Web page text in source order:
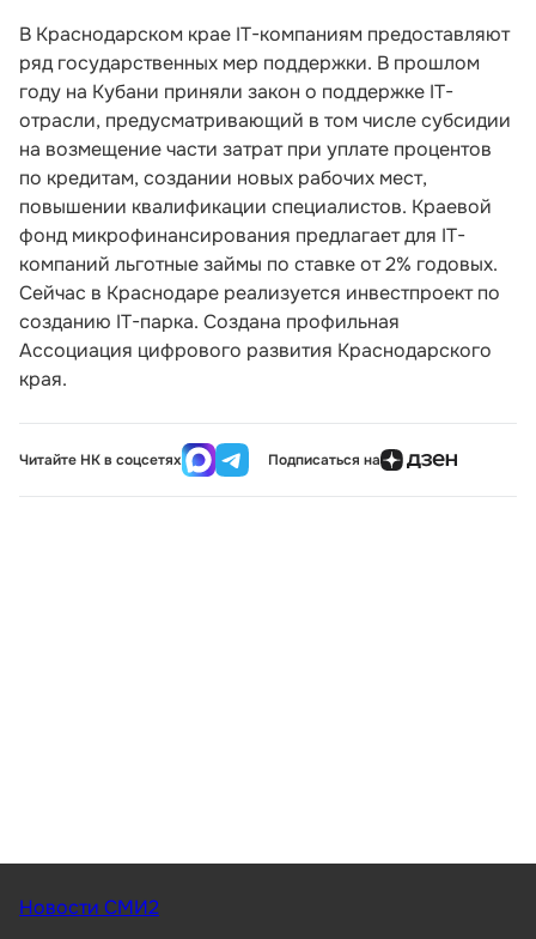
В Краснодарском крае IT-компаниям предоставляют
ряд государственных мер поддержки. В прошлом
году на Кубани приняли закон о поддержке IT-
отрасли, предусматривающий в том числе субсидии
на возмещение части затрат при уплате процентов
по кредитам, создании новых рабочих мест,
повышении квалификации специалистов. Краевой
фонд микрофинансирования предлагает для IT-
компаний льготные займы по ставке от 2% годовых.
Сейчас в Краснодаре реализуется инвестпроект по
созданию IT-парка. Создана профильная
Ассоциация цифрового развития Краснодарского
края.
Читайте НК в соцсетях Подписаться на
Новости СМИ2